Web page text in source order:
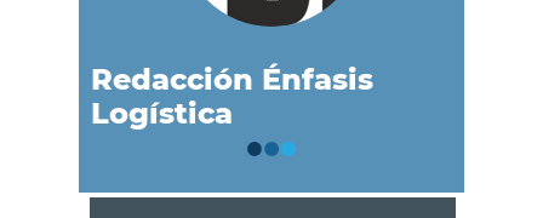
Redacción Énfasis
Logística